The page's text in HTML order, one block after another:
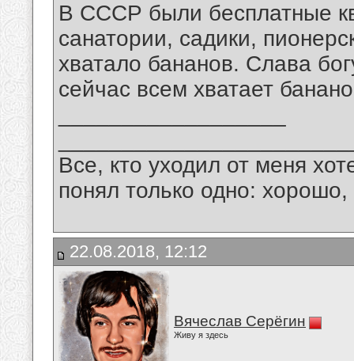
В СССР были бесплатные
санатории, садики,
хватало бананов. Слава
сейчас всем хватает
Все, кто уходил от меня
понял только одно:
22.08.2018, 12:12
Вячеслав Серёгин
Живу я здесь